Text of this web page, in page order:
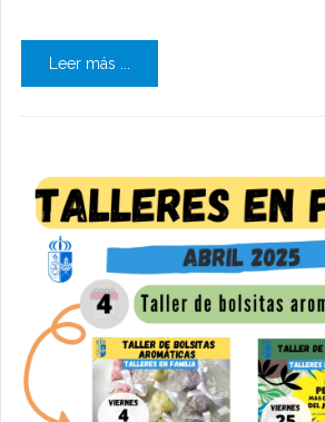
Leer más ...